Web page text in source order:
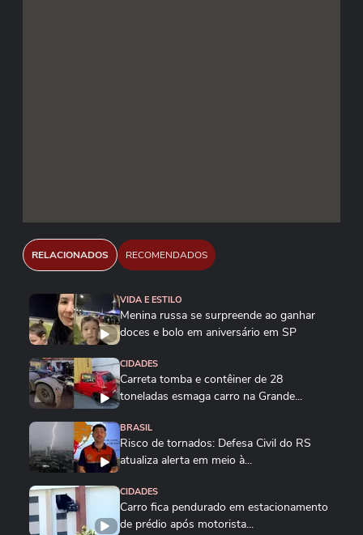
RELACIONADOS RECOMENDADOS
VIDA E ESTILO
Menina russa se surpreende ao ganhar
doces e bolo em aniversário em SP
CIDADES
Carreta tomba e contêiner de 28
toneladas esmaga carro na Grande...
BRASIL
Risco de tornados: Defesa Civil do RS
atualiza alerta em meio à...
CIDADES
Carro fica pendurado em estacionamento
de prédio após motorista...